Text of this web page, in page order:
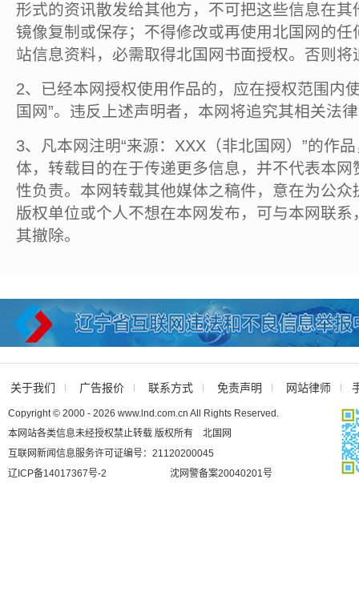
形式的资讯散发给其他方，不可把这些信息在
镜像复制或保存；不得修改或再使用北国网的
站信息资料，必需取得北国网书面授权。否则将
2、已经本网授权使用作品的，应在授权范围内
国网”。违反上述声明者，本网将追究其相关法
3、凡本网注明“来源：XXX（非北国网）”的作
体，转载目的在于传递更多信息，并不代表本
性负责。本网转载其他媒体之稿件，意在为公
版权单位或个人不想在本网发布，可与本网联
其撤除。
关于我们 广告报价 联系方式 免责声明 网站律师
Copyright © 2000 - 2026 www.lnd.com.cn All Rights Reserved.
本网站各类信息未经授权禁止转载 版权所有 北国网
互联网新闻信息服务许可证编号：21120200045
辽ICP备14017367号-2
沈网警备案20040201号